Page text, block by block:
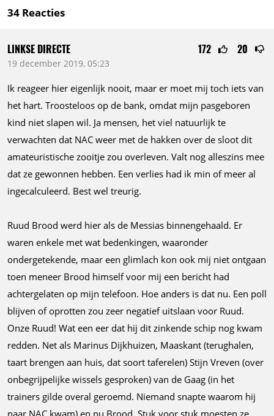
34 Reacties
172 20
LINKSE DIRECTE
19 december 2019, 05:23
Ik reageer hier eigenlijk nooit, maar er moet mij toch iets van
het hart. Troosteloos op de bank, omdat mijn pasgeboren
kind niet slapen wil. Ja mensen, het viel natuurlijk te
verwachten dat NAC weer met de hakken over de sloot dit
amateuristische zooitje zou overleven. Valt nog alleszins mee
dat ze gewonnen hebben. Een verlies had ik min of meer al
ingecalculeerd. Best wel treurig.
Ruud Brood werd hier als de Messias binnengehaald. Er
waren enkele met wat bedenkingen, waaronder
ondergetekende, maar een glimlach kon ook mij niet ontgaan
toen meneer Brood himself voor mij een bericht had
achtergelaten op mijn telefoon. Hoe anders is dat nu. Een poll
blijven of oprotten zou zeer negatief uitslaan voor Ruud.
Onze Ruud! Wat een eer dat hij dit zinkende schip nog kwam
redden. Net als Marinus Dijkhuizen, Maaskant (terughalen,
taart brengen aan huis, dat soort taferelen) Stijn Vreven (over
onbegrijpelijke wissels gesproken) van de Gaag (in het
trainers gilde overal geroemd. Niemand snapte waarom hij